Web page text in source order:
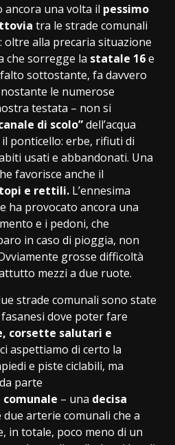
ancora una volta il pessimo
tra le strade comunali
oltre alla precaria situazione
che sorregge la statale 16e
sottostante, fa davvero
le numerose
testata – non si
di scolo”dell’acqua
ponticello: erbe, rifiuti di
usati e abbandonati. Una
favorisce anche il
e rettili. L’ennesima
ha provocato ancora una
e i pedoni, che
in caso di pioggia, non
grosse difficoltà
mezzi a due ruote.
strade comunali sono state
dove poter fare
corsette salutari e
aspettiamo di certo la
e piste ciclabili, ma
parte
– una decisa
due arterie comunali che a
in totale, poco meno di un